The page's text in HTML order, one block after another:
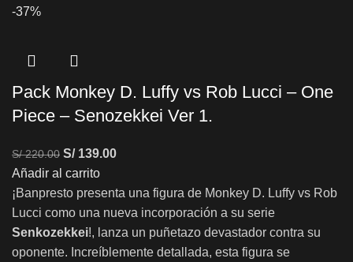
-37%
Pack Monkey D. Luffy vs Rob Lucci – One
Piece – Senozekkei Ver 1.
S/220.00 S/139.00
Añadir al carrito
¡Banpresto presenta una figura de Monkey D. Luffy vs Rob
Lucci como una nueva incorporación a su serie
Senkozekkei!, lanza un puñetazo devastador contra su
oponente. Increíblemente detallada, esta figura se